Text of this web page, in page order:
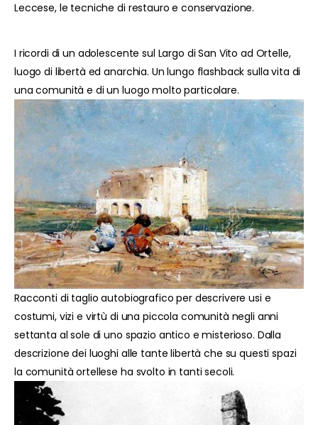
Leccese, le tecniche di restauro e conservazione.
I ricordi di un adolescente sul Largo di San Vito ad Ortelle,
luogo di libertà ed anarchia. Un lungo flashback sulla vita di
una comunità e di un luogo molto particolare.
Racconti di taglio autobiografico per descrivere usi e
costumi, vizi e virtù di una piccola comunità negli anni
settanta al sole di uno spazio antico e misterioso. Dalla
descrizione dei luoghi alle tante libertà che su questi spazi
la comunità ortellese ha svolto in tanti secoli.